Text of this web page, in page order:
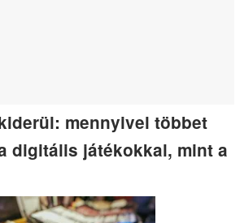
mennyivel többet
digitális játékokkal, mint a